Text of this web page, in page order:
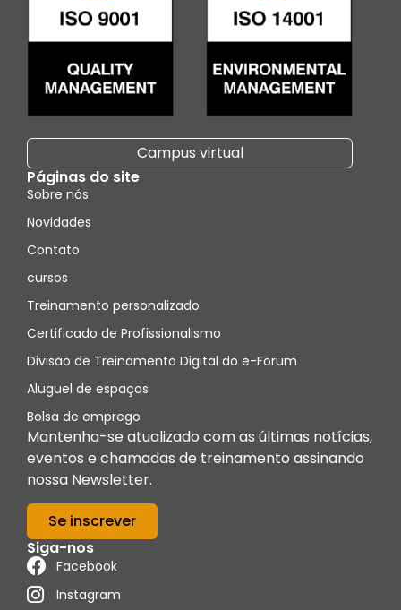
Campus virtual
Páginas do site
Sobre nós
Novidades
Contato
cursos
Treinamento personalizado
Certificado de Profissionalismo
Divisão de Treinamento Digital do e-Forum
Aluguel de espaços
Bolsa de emprego
Mantenha-se atualizado com as últimas notícias,
eventos e chamadas de treinamento assinando
nossa Newsletter.
Se inscrever
Siga-nos
Facebook
Instagram